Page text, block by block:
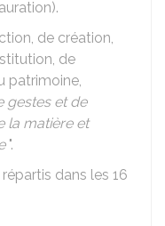
de création,
de
patrimoine,
gestes et de
la matière et
".
dans les 16